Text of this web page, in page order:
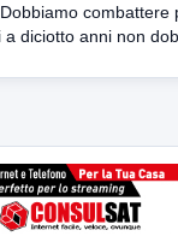
combattere
a diciotto anni non